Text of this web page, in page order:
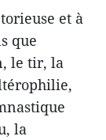
et à
que
le tir, la
la